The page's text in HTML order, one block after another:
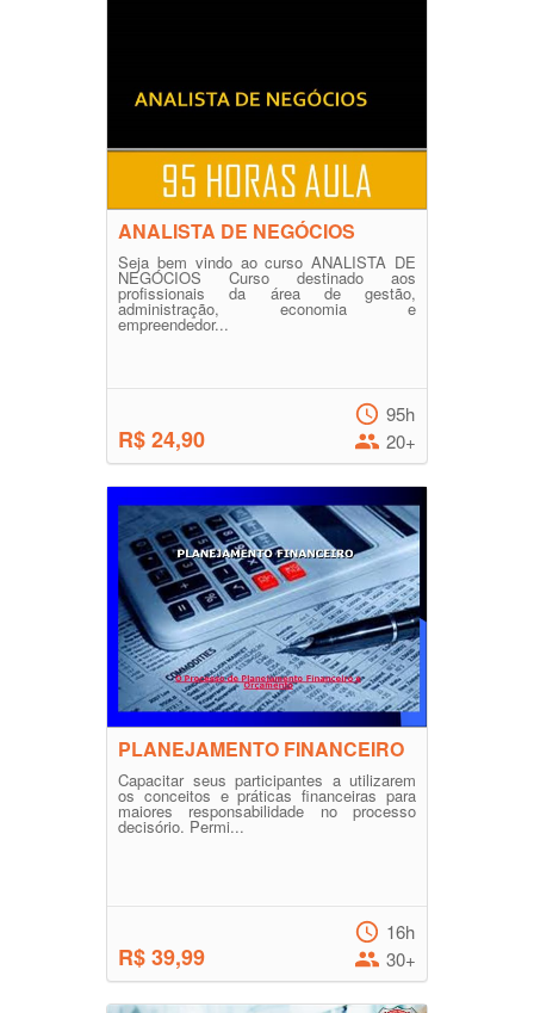
ANALISTA DE NEGÓCIOS
Seja bem vindo ao curso ANALISTA DE
NEGÓCIOS Curso destinado aos
profissionais da área de gestão,
administração, economia e
empreendedor...
R$ 24,90
95h
20+
PLANEJAMENTO FINANCEIRO
Capacitar seus participantes a utilizarem
os conceitos e práticas financeiras para
maiores responsabilidade no processo
decisório. Permi...
R$ 39,99
16h
30+